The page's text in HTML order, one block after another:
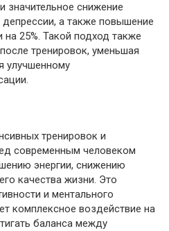
значительное снижение
а также повышение
25%. Такой подход также
тренировок, уменьшая
улучшенному
тренировок и
современным человеком
энергии, снижению
качества жизни. Это
и ментального
комплексное воздействие на
баланса между